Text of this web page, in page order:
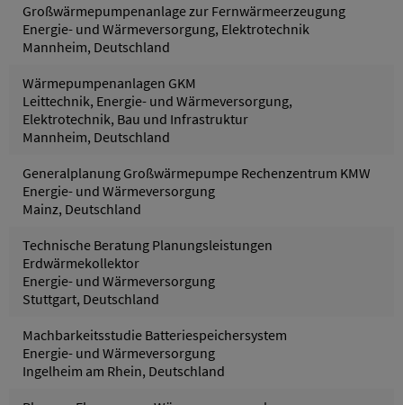
Großwärmepumpenanlage zur Fernwärmeerzeugung
Energie- und Wärmeversorgung, Elektrotechnik
Mannheim, Deutschland
Wärmepumpenanlagen GKM
Leittechnik, Energie- und Wärmeversorgung,
Elektrotechnik, Bau und Infrastruktur
Mannheim, Deutschland
Generalplanung Großwärmepumpe Rechenzentrum KMW
Energie- und Wärmeversorgung
Mainz, Deutschland
Technische Beratung Planungsleistungen
Erdwärmekollektor
Energie- und Wärmeversorgung
Stuttgart, Deutschland
Machbarkeitsstudie Batteriespeichersystem
Energie- und Wärmeversorgung
Ingelheim am Rhein, Deutschland